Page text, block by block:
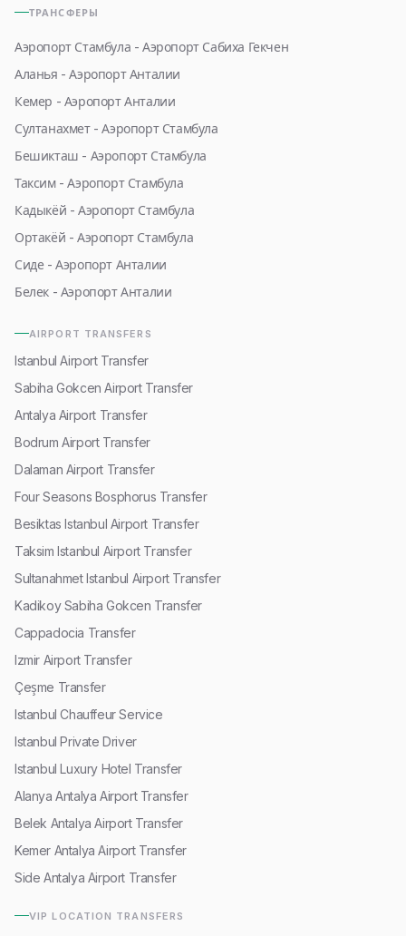
ТРАНСФЕРЫ
Аэропорт Стамбула - Аэропорт Сабиха Гекчен
Аланья - Аэропорт Анталии
Кемер - Аэропорт Анталии
Султанахмет - Аэропорт Стамбула
Бешикташ - Аэропорт Стамбула
Таксим - Аэропорт Стамбула
Кадыкёй - Аэропорт Стамбула
Ортакёй - Аэропорт Стамбула
Сиде - Аэропорт Анталии
Белек - Аэропорт Анталии
AIRPORT TRANSFERS
Istanbul Airport Transfer
Sabiha Gokcen Airport Transfer
Antalya Airport Transfer
Bodrum Airport Transfer
Dalaman Airport Transfer
Four Seasons Bosphorus Transfer
Besiktas Istanbul Airport Transfer
Taksim Istanbul Airport Transfer
Sultanahmet Istanbul Airport Transfer
Kadikoy Sabiha Gokcen Transfer
Cappadocia Transfer
Izmir Airport Transfer
Çeşme Transfer
Istanbul Chauffeur Service
Istanbul Private Driver
Istanbul Luxury Hotel Transfer
Alanya Antalya Airport Transfer
Belek Antalya Airport Transfer
Kemer Antalya Airport Transfer
Side Antalya Airport Transfer
VIP LOCATION TRANSFERS